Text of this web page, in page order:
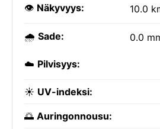
👁️ Näkyvyys: 10.0
🌧️ Sade: 0.0
☁️ Pilvisyys:
☀️ UV-indeksi:
🌅 Auringonnousu: